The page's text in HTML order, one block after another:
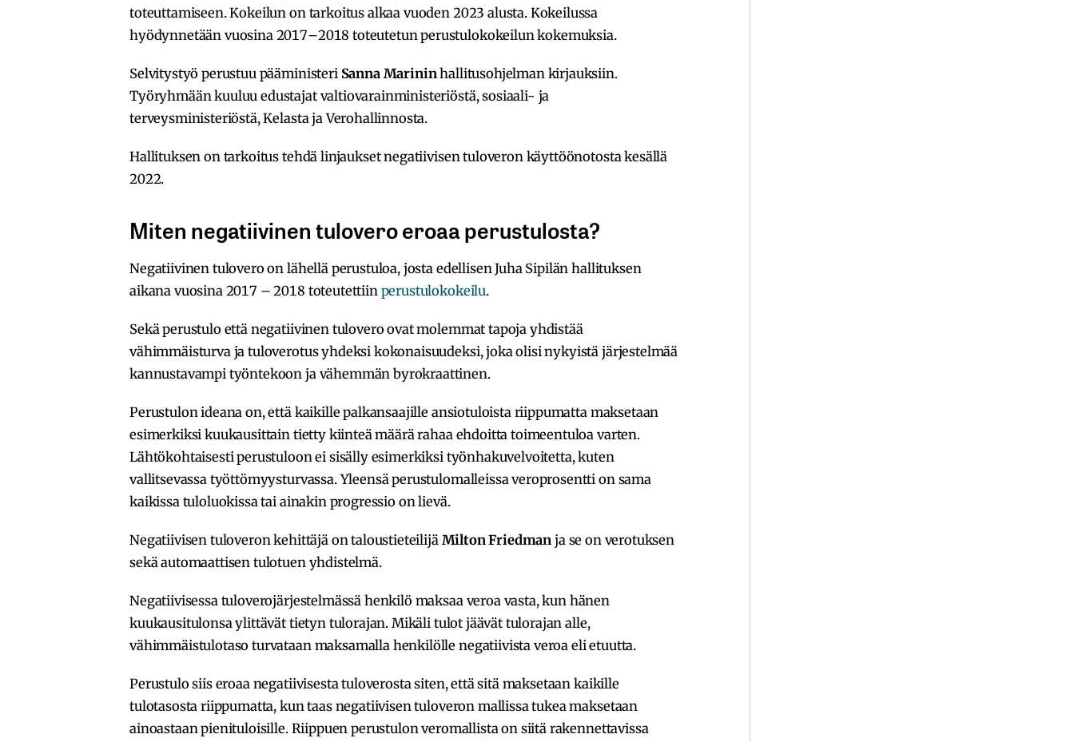
toteuttamiseen. Kokeilun on tarkoitus alkaa vuoden 2023 alusta. Kokeilussa
hyödynnetään vuosina 2017–2018 toteutetun perustulokokeilun kokemuksia.
Selvitystyö perustuu pääministeri Sanna Marininhallitusohjelman kirjauksiin.
Työryhmään kuuluu edustajat valtiovarainministeriöstä, sosiaali- ja
terveysministeriöstä, Kelasta ja Verohallinnosta.
Hallituksen on tarkoitus tehdä linjaukset negatiivisen tuloveron käyttöönotosta kesällä
2022.
Miten negatiivinen tulovero eroaa perustulosta?
Negatiivinen tulovero on lähellä perustuloa, josta edellisen Juha Sipilän hallituksen
aikana vuosina 2017 – 2018 toteutettiin perustulokokeilu.
Sekä perustulo että negatiivinen tulovero ovat molemmat tapoja yhdistää
vähimmäisturva ja tuloverotus yhdeksi kokonaisuudeksi, joka olisi nykyistä järjestelmää
kannustavampi työntekoon ja vähemmän byrokraattinen.
Perustulon ideana on, että kaikille palkansaajille ansiotuloista riippumatta maksetaan
esimerkiksi kuukausittain tietty kiinteä määrä rahaa ehdoitta toimeentuloa varten.
Lähtökohtaisesti perustuloon ei sisälly esimerkiksi työnhakuvelvoitetta, kuten
vallitsevassa työttömyysturvassa. Yleensä perustulomalleissa veroprosentti on sama
kaikissa tuloluokissa tai ainakin progressio on lievä.
Negatiivisen tuloveron kehittäjä on taloustieteilijä Milton Friedman ja se on verotuksen
sekä automaattisen tulotuen yhdistelmä.
Negatiivisessa tuloverojärjestelmässä henkilö maksaa veroa vasta, kun hänen
kuukausitulonsa ylittävät tietyn tulorajan. Mikäli tulot jäävät tulorajan alle,
vähimmäistulotaso turvataan maksamalla henkilölle negatiivista veroa eli etuutta.
Perustulo siis eroaa negatiivisesta tuloverosta siten, että sitä maksetaan kaikille
tulotasosta riippumatta, kun taas negatiivisen tuloveron mallissa tukea maksetaan
ainoastaan pienituloisille. Riippuen perustulon veromallista on siitä rakennettavissa